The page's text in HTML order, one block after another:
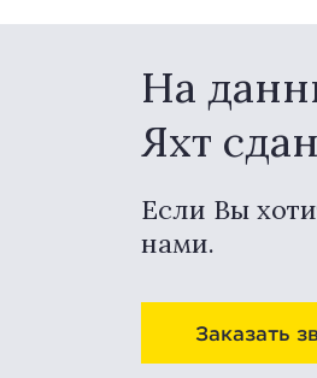
На
Яхт
Если Вы
нами.
Заказать